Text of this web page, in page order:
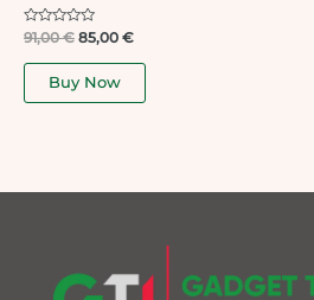
Rated
out
91,00€ 85,00 €
Buy Now